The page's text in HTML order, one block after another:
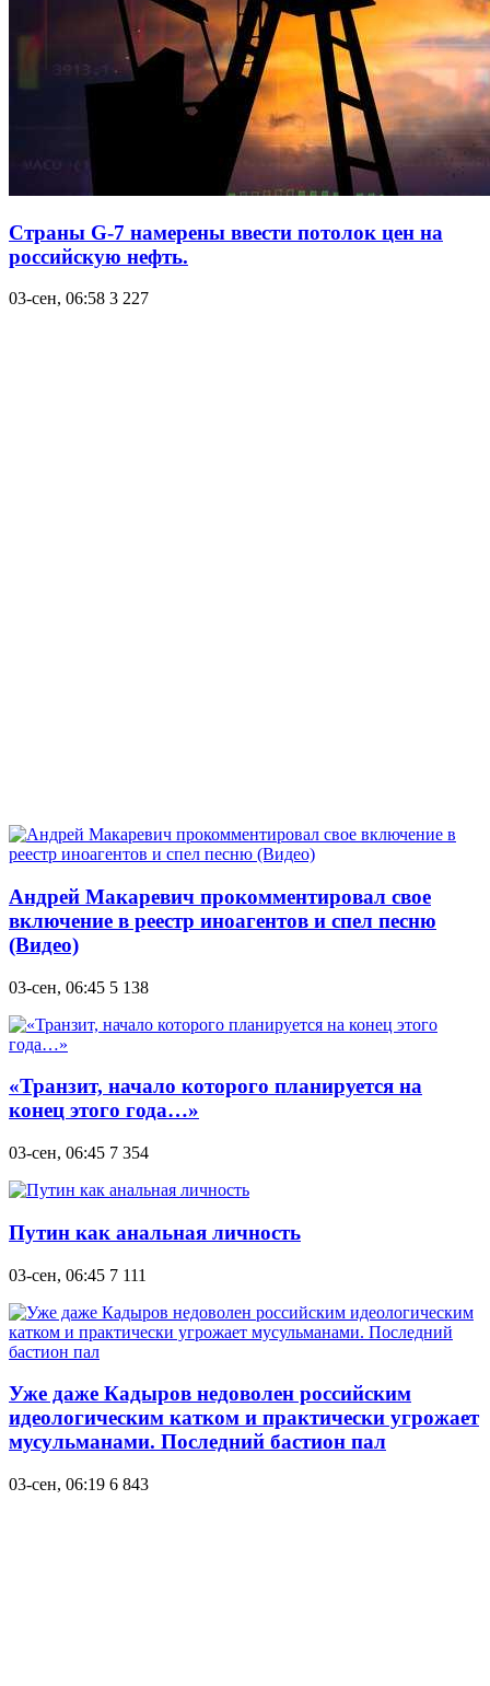
Страны G-7 намерены ввести потолок цен на
российскую нефть.
03-сен, 06:58 3 227
Андрей Макаревич прокомментировал свое
включение в реестр иноагентов и спел песню
(Видео)
03-сен, 06:45 5 138
«Транзит, начало которого планируется на
конец этого года…»
03-сен, 06:45 7 354
Путин как анальная личность
03-сен, 06:45 7 111
Уже даже Кадыров недоволен российским
идеологическим катком и практически угрожает
мусульманами. Последний бастион пал
03-сен, 06:19 6 843